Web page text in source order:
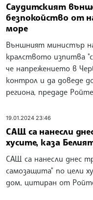
Саудитският
безпокойство от
море
Външният министър
кралството изпитва
че напрежението в
контрол и да доведе
региона, предаде
19.01.2024 23:46
САЩ са нанесли
хусите, каза
САЩ са нанесли днес
самозащита" по цели
дом, цитиран от